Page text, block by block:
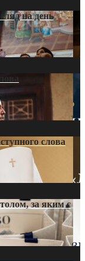
на день
слова
за яким є